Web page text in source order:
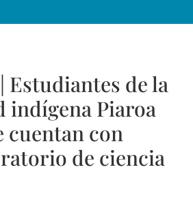
Estudiantes de la
indígena Piaroa
cuentan con
de ciencia